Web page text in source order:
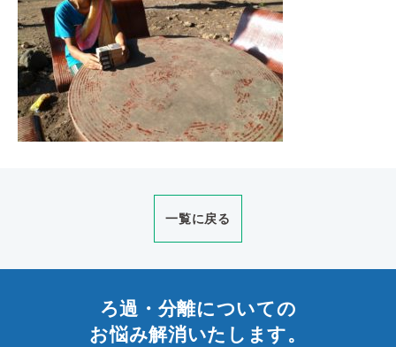
一覧に戻る
ろ過・分離についての
お悩み解消いたします。